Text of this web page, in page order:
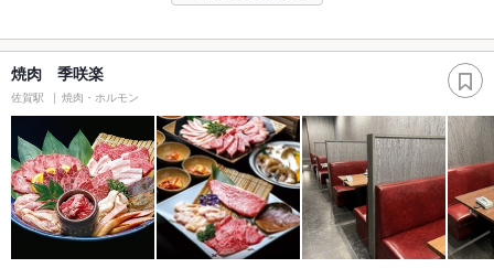
焼肉 季咲楽
佐賀駅 焼肉・ホルモン